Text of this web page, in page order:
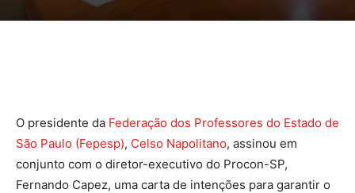
O presidente da Federação dos Professores do Estado de
São Paulo (Fepesp), Celso Napolitano, assinou em
conjunto com o diretor-executivo do Procon-SP,
Fernando Capez, uma carta de intenções para garantir o